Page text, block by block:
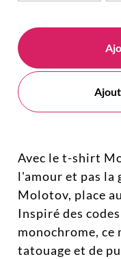
Avec le t-shirt
l'amour et pas la
Molotov, place
Inspiré des
monochrome, ce
tatouage et de